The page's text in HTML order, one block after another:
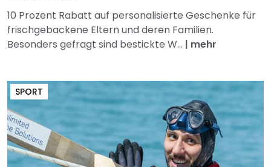
10 Prozent Rabatt auf personalisierte Geschenke für
frischgebackene Eltern und deren Familien.
Besonders gefragt sind bestickte W... | mehr
SPORT